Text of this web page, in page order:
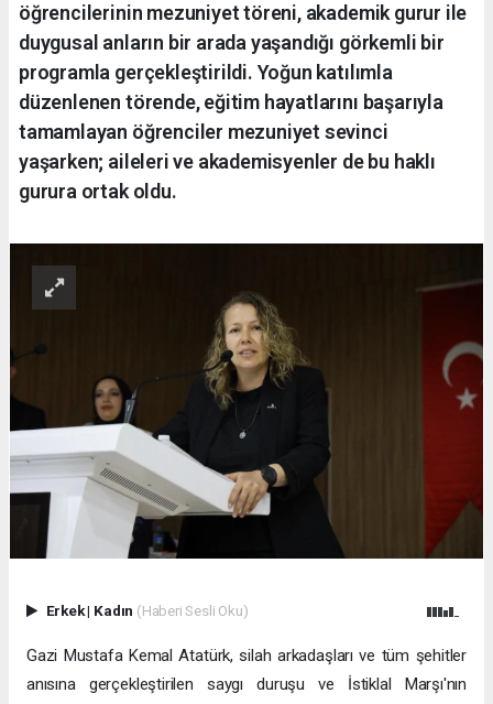
öğrencilerinin mezuniyet töreni, akademik gurur ile
duygusal anların bir arada yaşandığı görkemli bir
programla gerçekleştirildi. Yoğun katılımla
düzenlenen törende, eğitim hayatlarını başarıyla
tamamlayan öğrenciler mezuniyet sevinci
yaşarken; aileleri ve akademisyenler de bu haklı
gurura ortak oldu.
Erkek| Kadın (Haberi Sesli Oku)
Gazi Mustafa Kemal Atatürk, silah arkadaşları ve tüm şehitler
anısına gerçekleştirilen saygı duruşu ve İstiklal Marşı'nın